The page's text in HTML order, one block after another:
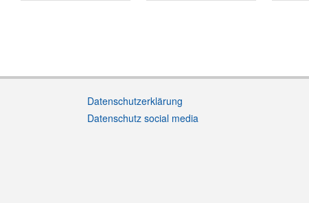
Datenschutzerklärung
Datenschutz social media